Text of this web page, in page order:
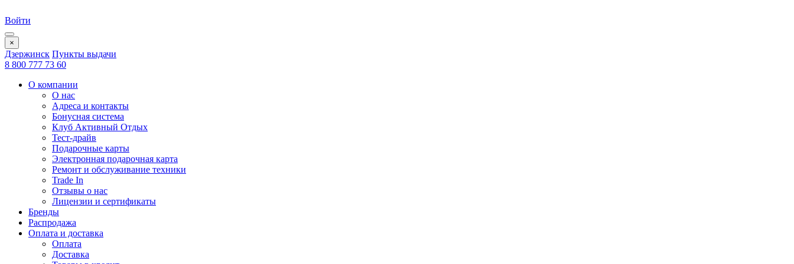
Войти
×
Дзержинск Пункты выдачи
8 800 777 73 60
О компании
О нас
Адреса и контакты
Бонусная система
Клуб Активный Отдых
Тест-драйв
Подарочные карты
Электронная подарочная карта
Ремонт и обслуживание техники
Trade In
Отзывы о нас
Лицензии и сертификаты
Бренды
Распродажа
Оплата и доставка
Оплата
Доставка